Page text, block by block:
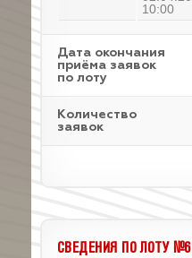
10:00
Дата окончания
приёма заявок
по лоту
Количество
заявок
СВЕДЕНИЯ ПО ЛОТУ №6